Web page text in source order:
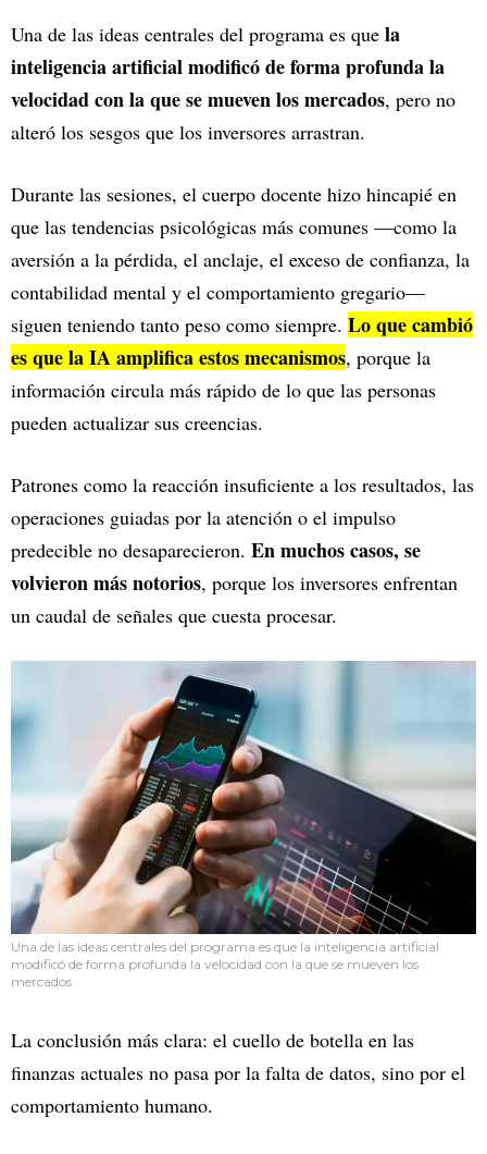
Una de las ideas centrales del programa es que la
inteligencia artificial modificó de forma profunda la
velocidad con la que se mueven los mercados, pero no
alteró los sesgos que los inversores arrastran.
Durante las sesiones, el cuerpo docente hizo hincapié en
que las tendencias psicológicas más comunes —como la
aversión a la pérdida, el anclaje, el exceso de confianza, la
contabilidad mental y el comportamiento gregario—
siguen teniendo tanto peso como siempre. Lo que cambió
es que la IA amplifica estos mecanismos, porque la
información circula más rápido de lo que las personas
pueden actualizar sus creencias.
Patrones como la reacción insuficiente a los resultados, las
operaciones guiadas por la atención o el impulso
predecible no desaparecieron. En muchos casos, se
volvieron más notorios, porque los inversores enfrentan
un caudal de señales que cuesta procesar.
Una de las ideas centrales del programa es que la inteligencia artificial
modificó de forma profunda la velocidad con la que se mueven los
mercados
La conclusión más clara: el cuello de botella en las
finanzas actuales no pasa por la falta de datos, sino por el
comportamiento humano.